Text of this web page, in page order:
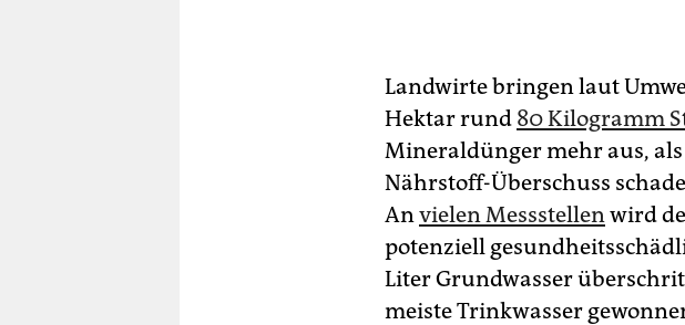
Landwirte bringen laut
Hektar rund 80 Kilogramm
Mineraldünger mehr aus,
Nährstoff-Überschuss
Anvielen Messstellenwird
potenziell
Liter Grundwasser
meiste Trinkwasser